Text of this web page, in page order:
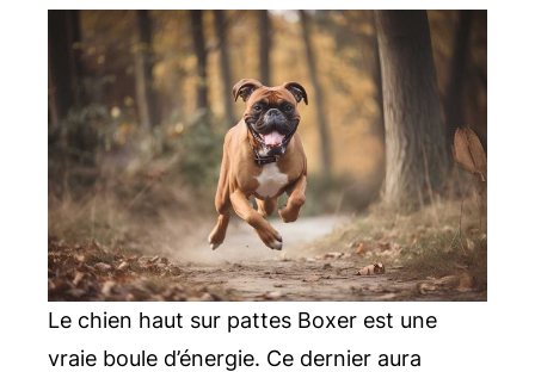
Le chien haut sur pattes Boxer est une
vraie boule d’énergie. Ce dernier aura